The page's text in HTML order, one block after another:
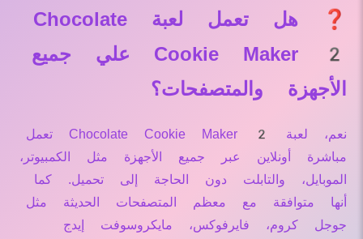
❓ هل تعمل لعبة Chocolate
Cookie Maker 2 علي جميع
الأجهزة والمتصفحات؟
نعم، لعبة Chocolate Cookie Maker 2 تعمل
مباشرة أونلاين عبر جميع الأجهزة مثل الكمبيوتر،
الموبايل، والتابلت دون الحاجة إلى تحميل. كما
أنها متوافقة مع معظم المتصفحات الحديثة مثل
جوجل كروم، فايرفوكس، مايكروسوفت إيدج